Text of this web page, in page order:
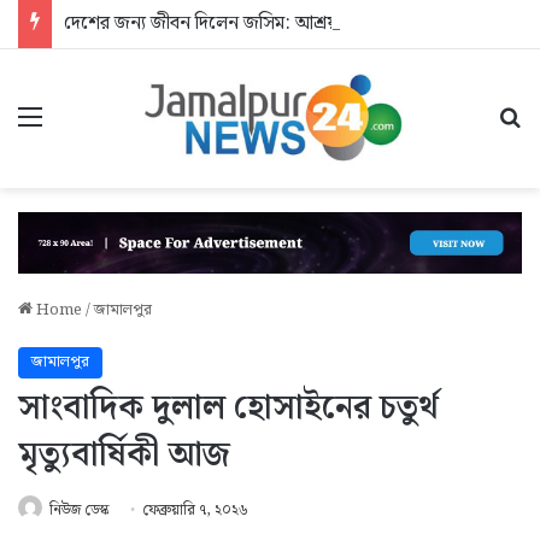
দেশের জন্য জীবন দিলেন জসিম: আশ্রয়হীন শহীদের পরিবার
Menu
Home/জামালপুর
জামালপুর
সাংবাদিক দুলাল হোসাইনের চতুর্থ
মৃত্যুবার্ষিকী আজ
নিউজ ডেস্ক ফেব্রুয়ারি ৭, ২০২৬